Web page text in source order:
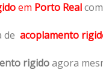
em Porto Real
de acoplamento
rigidoagora